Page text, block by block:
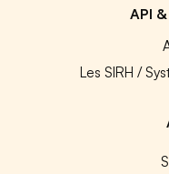
API
Les SIRH /